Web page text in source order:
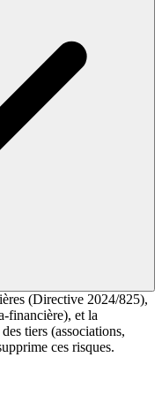
(Directive 2024/825),
financière), et la
tiers (associations,
ces risques.